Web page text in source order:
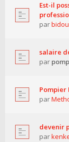
Est-il
par
salaire
par
Pompier
par
devenir
par